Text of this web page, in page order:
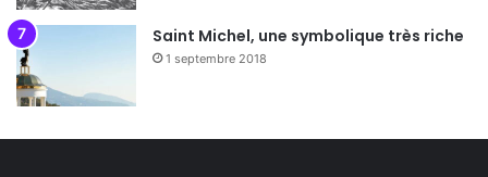
Saint Michel, une symbolique très riche
1 septembre 2018